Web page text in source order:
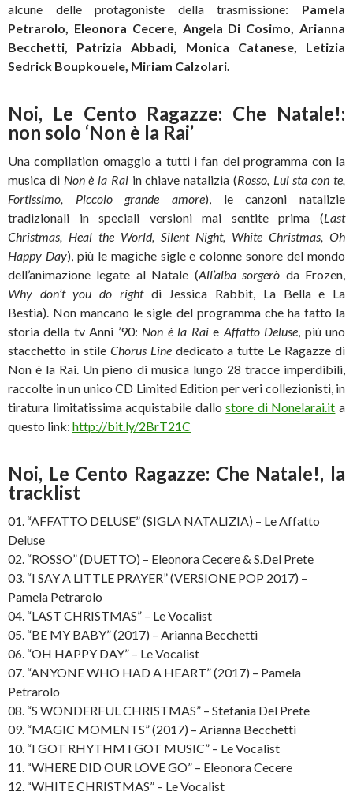
alcune delle protagoniste della trasmissione: Pamela
Petrarolo, Eleonora Cecere, Angela Di Cosimo, Arianna
Becchetti, Patrizia Abbadi, Monica Catanese, Letizia
Sedrick Boupkouele, Miriam Calzolari.
Noi, Le Cento Ragazze: Che Natale!:
non solo ‘Non è la Rai’
Una compilation omaggio a tutti i fan del programma con la
musica di Non è la Raiin chiave natalizia (Rosso, Lui sta con te,
Fortissimo, Piccolo grande amore), le canzoni natalizie
tradizionali in speciali versioni mai sentite prima (Last
Christmas, Heal the World, Silent Night, White Christmas, Oh
Happy Day), più le magiche sigle e colonne sonore del mondo
dell’animazione legate al Natale (All’alba sorgerò da Frozen,
Why don’t you do rightdi Jessica Rabbit, La Bella e La
Bestia). Non mancano le sigle del programma che ha fatto la
storia della tv Anni ’90: Non è la Raie Affatto Deluse , più uno
stacchetto in stileChorus Linededicato a tutte Le Ragazze di
Non è la Rai. Un pieno di musica lungo 28 tracce imperdibili,
raccolte in un unico CD Limited Edition per veri collezionisti, in
tiratura limitatissima acquistabile dallostore di Nonelarai.it a
questo link: http://bit.ly/2BrT21C
Noi, Le Cento Ragazze: Che Natale!, la
tracklist
01. “AFFATTO DELUSE” (SIGLA NATALIZIA) – Le Affatto
Deluse
02. “ROSSO” (DUETTO) – Eleonora Cecere & S.Del Prete
03. “I SAY A LITTLE PRAYER” (VERSIONE POP 2017) –
Pamela Petrarolo
04. “LAST CHRISTMAS” – Le Vocalist
05. “BE MY BABY” (2017) – Arianna Becchetti
06. “OH HAPPY DAY” – Le Vocalist
07. “ANYONE WHO HAD A HEART” (2017) – Pamela
Petrarolo
08. “S WONDERFUL CHRISTMAS” – Stefania Del Prete
09. “MAGIC MOMENTS” (2017) – Arianna Becchetti
10. “I GOT RHYTHM I GOT MUSIC” – Le Vocalist
11. “WHERE DID OUR LOVE GO” – Eleonora Cecere
12. “WHITE CHRISTMAS” – Le Vocalist